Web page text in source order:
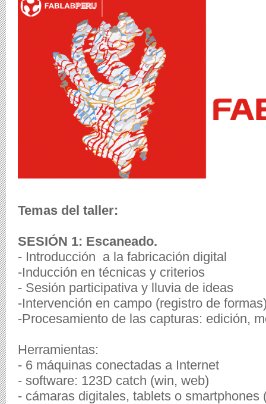
Temas del taller:
SESIÓN 1: Escaneado.
- Introducción a la fabricación digital
-Inducción en técnicas y criterios
- Sesión participativa y lluvia de ideas
-Intervención en campo (registro de
-Procesamiento de las capturas: edición,
Herramientas:
- 6 máquinas conectadas a Internet
- software: 123D catch (win, web)
- cámaras digitales, tablets o